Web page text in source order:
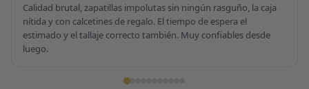
Calidad brutal, zapatillas impolutas sin ningún rasguño, la caja
nítida y con calcetines de regalo. El tiempo de espera el
estimado y el tallaje correcto también. Muy confiables desde
luego.